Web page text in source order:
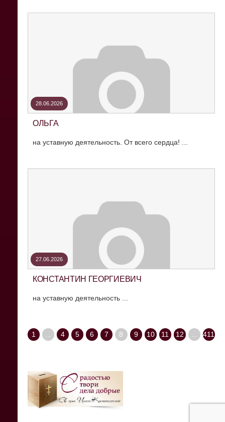
28.06.2026
ОЛЬГА
на уставную деятельность. От всего сердца! ...
27.06.2026
КОНСТАНТИН ГЕОРГИЕВИЧ
на уставную деятельность ...
1 4 5 6 7 8 9 10 11 12 411